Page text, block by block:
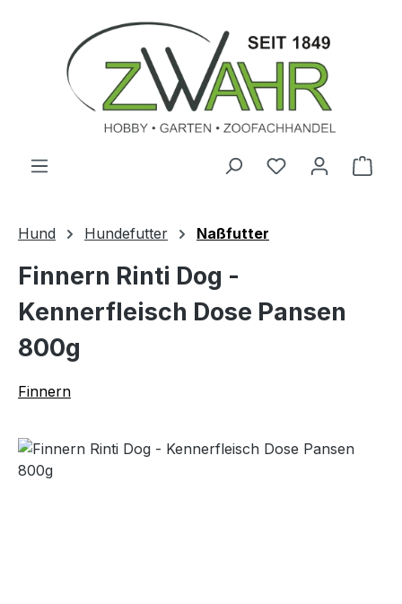
Zum Hauptinhalt springen
Hund Hundefutter Naßfutter
Finnern Rinti Dog -
Kennerfleisch Dose Pansen
800g
Finnern
Bildergalerie überspringen